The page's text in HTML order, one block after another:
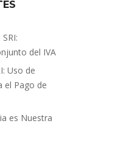
del IVA
Uso de
el Pago de
es Nuestra